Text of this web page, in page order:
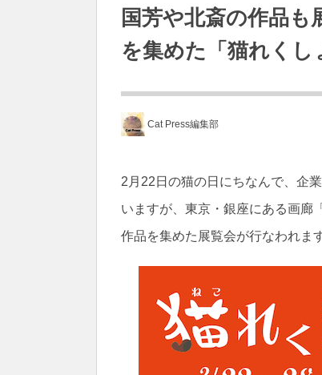
国芳や北斎の作品
を集めた「猫れくし
Cat Press編集部
2月22日の猫の日にちなんで、企
いますが、東京・銀座にある画廊
作品を集めた展覧会が行なわれます